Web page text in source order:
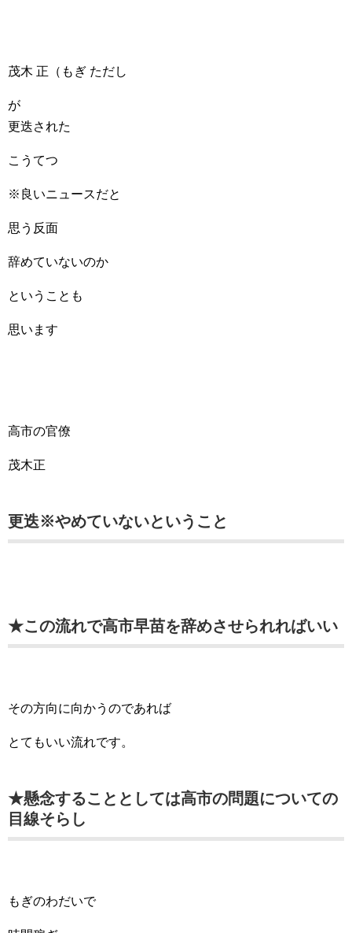
茂木 正（もぎ ただし
が
更迭された
こうてつ
※良いニュースだと
思う反面
辞めていないのか
ということも
思います
高市の官僚
茂木正
更迭※やめていないということ
★この流れで高市早苗を辞めさせられればいい
その方向に向かうのであれば
とてもいい流れです。
★懸念することとしては高市の問題についての
目線そらし
もぎのわだいで